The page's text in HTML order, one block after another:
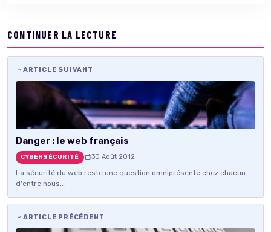
CONTINUER LA LECTURE
ARTICLE SUIVANT
Danger : le web français
CYBERSÉCURITÉ 30 Août 2012
La sécurité du web reste une question omniprésente chez chacun
d'entre nous.…
ARTICLE PRÉCÉDENT